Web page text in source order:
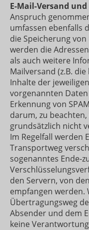
E-Mail-Versand
Anspruch
umfassen ebenfalls
die Speicherung von
werden die
als auch weitere
Mailversand (z.B.
Inhalte der
vorgenannten
Erkennung von
darum, zu
grundsätzlich nicht
Im Regelfall werden
Transportweg
sogenanntes Ende-
den Servern, von
empfangen werden.
Übertragungsweg
Absender und dem
keine